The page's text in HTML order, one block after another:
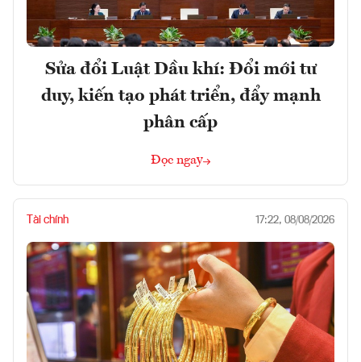
Sửa đổi Luật Dầu khí: Đổi mới tư
duy, kiến tạo phát triển, đẩy mạnh
phân cấp
Đọc ngay
Tài chính 17:22, 08/08/2026